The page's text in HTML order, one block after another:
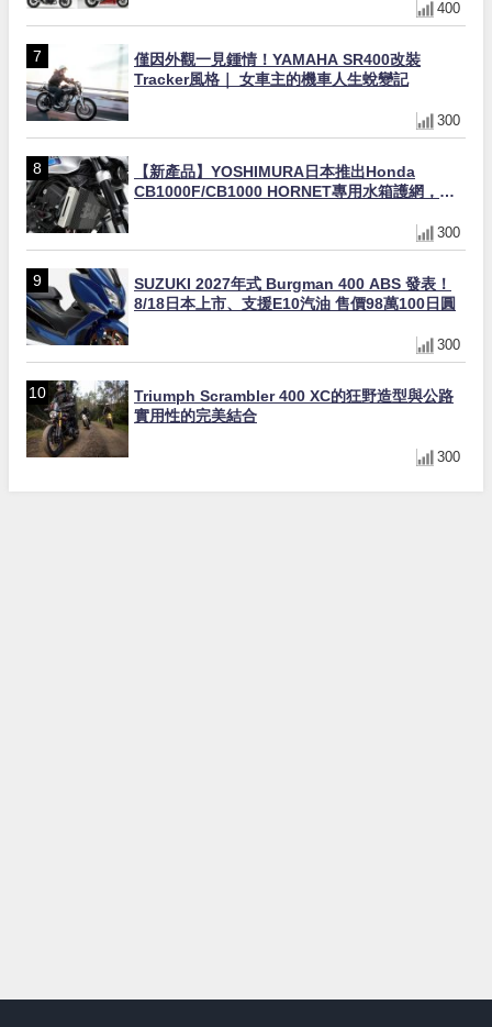
400
僅因外觀一見鍾情！YAMAHA SR400改裝
Tracker風格｜ 女車主的機車人生蛻變記
300
【新產品】YOSHIMURA日本推出Honda
CB1000F/CB1000 HORNET專用水箱護網，六
300
SUZUKI 2027年式 Burgman 400 ABS 發表！
8/18日本上市、支援E10汽油 售價98萬100日圓
300
Triumph Scrambler 400 XC的狂野造型與公路
實用性的完美結合
300